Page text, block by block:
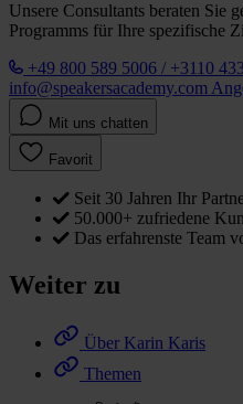
Unsere Consultants beraten Sie
Programms für Ihre spezifische
+49 800 589 5006 / +3110
info@speakersacademy.com
Mit uns chatten
Favorit
Seit 30 Jahren Ihr
50.000+ zufriedene
Das erfahrenste Team
Weiter zu
Über Karin Karis
Themen